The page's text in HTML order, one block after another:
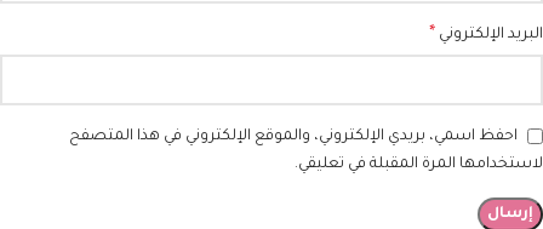
البريد الإلكتروني *
احفظ اسمي، بريدي الإلكتروني، والموقع الإلكتروني في هذا المتصفح
لاستخدامها المرة المقبلة في تعليقي.